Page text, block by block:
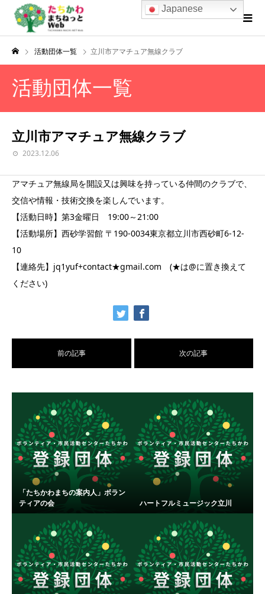
活動団体一覧 立川市アマチュア無線クラブ
活動団体一覧
立川市アマチュア無線クラブ
2023.12.06
アマチュア無線局を開設又は興味を持っている仲間のクラブで、
交信や情報・技術交換を楽しんでいます。
【活動日時】第3金曜日 19:00～21:00
【活動場所】西砂学習館 〒190-0034東京都立川市西砂町6-12-
10
【連絡先】jq1yuf+contact★gmail.com (★は@に置き換えて
ください)
前の記事 次の記事
「たちかわまちの案内人」ボラン
ティアの会
ハートフルミュージック立川
Japanese